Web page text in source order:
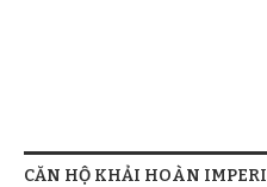
CĂN HỘ KHẢI HOÀN